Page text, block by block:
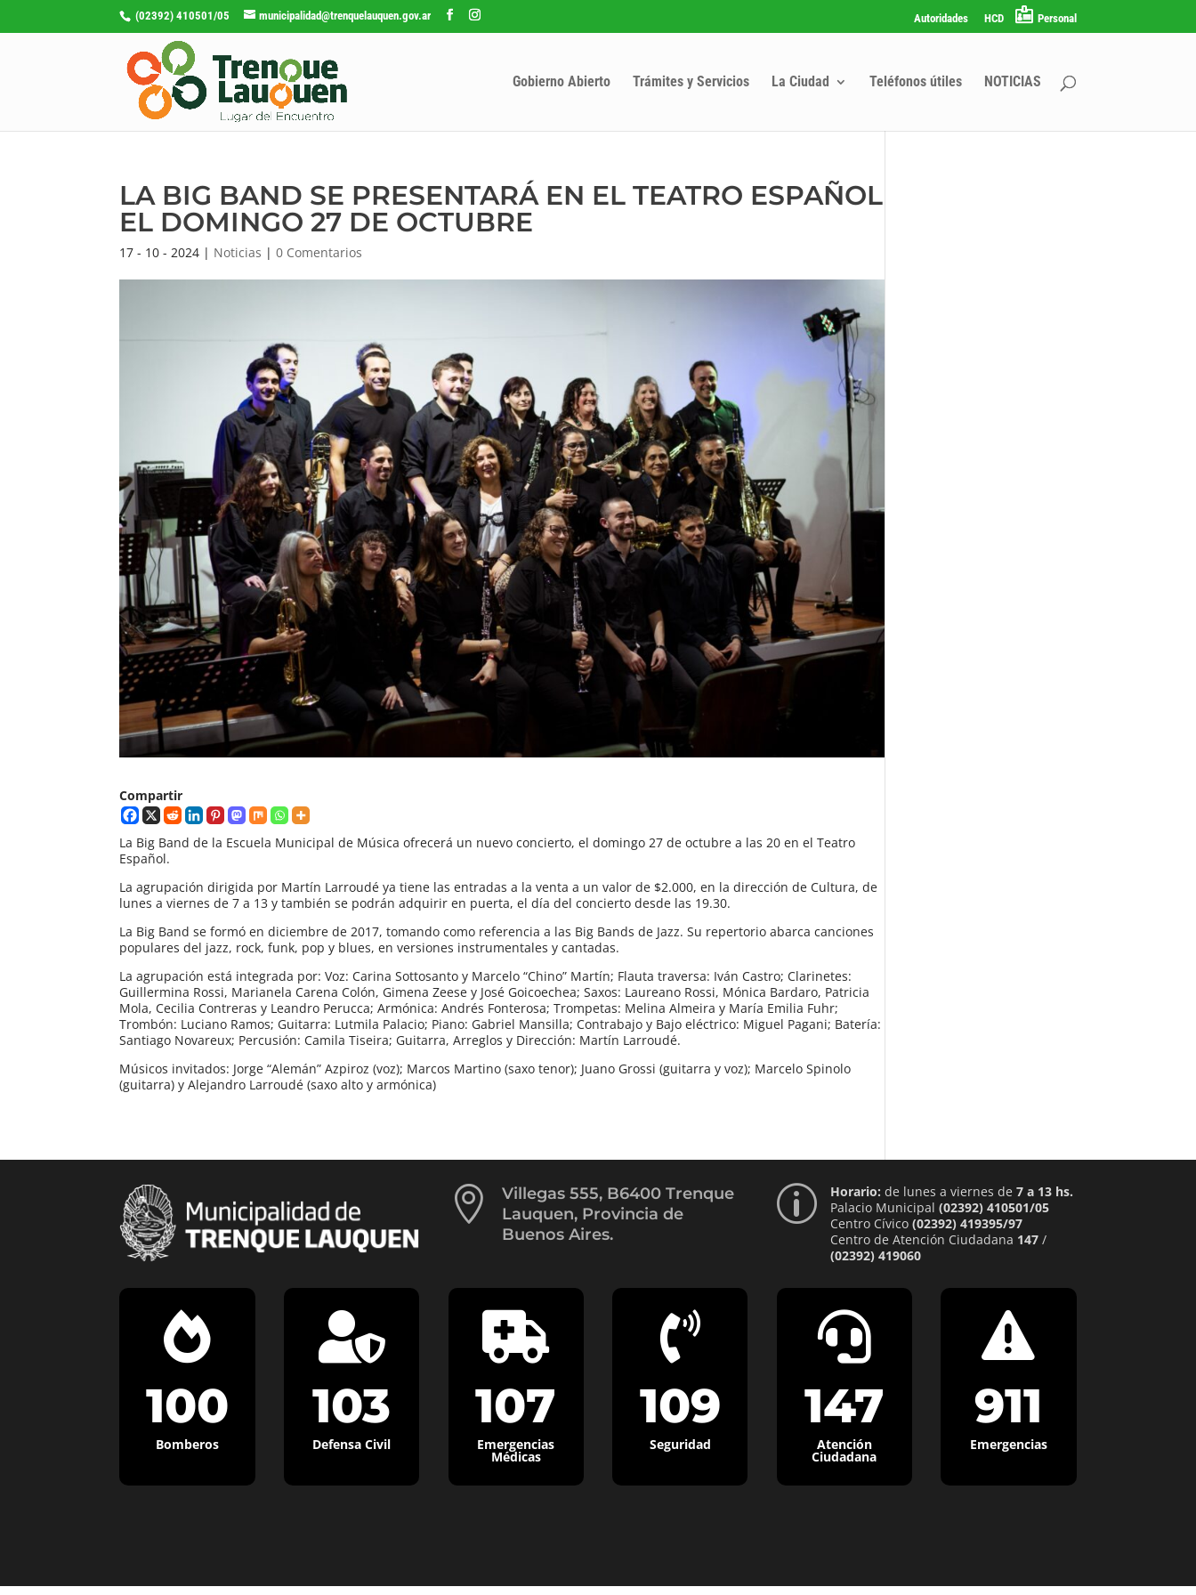
(02392) 410501/05 municipalidad@trenquelauquen.gov.ar Autoridades HCD Personal
Gobierno Abierto Trámites y Servicios La Ciudad Teléfonos útiles NOTICIAS
LA BIG BAND SE PRESENTARÁ EN EL TEATRO ESPAÑOL
EL DOMINGO 27 DE OCTUBRE
17 - 10 - 2024 | Noticias |0 Comentarios
Compartir
La Big Band de la Escuela Municipal de Música ofrecerá un nuevo concierto, el domingo 27 de octubre a las 20 en el Teatro
Español.
La agrupación dirigida por Martín Larroudé ya tiene las entradas a la venta a un valor de $2.000, en la dirección de Cultura, de
lunes a viernes de 7 a 13 y también se podrán adquirir en puerta, el día del concierto desde las 19.30.
La Big Band se formó en diciembre de 2017, tomando como referencia a las Big Bands de Jazz. Su repertorio abarca canciones
populares del jazz, rock, funk, pop y blues, en versiones instrumentales y cantadas.
La agrupación está integrada por: Voz: Carina Sottosanto y Marcelo “Chino” Martín; Flauta traversa: Iván Castro; Clarinetes:
Guillermina Rossi, Marianela Carena Colón, Gimena Zeese y José Goicoechea; Saxos: Laureano Rossi, Mónica Bardaro, Patricia
Mola, Cecilia Contreras y Leandro Perucca; Armónica: Andrés Fonterosa; Trompetas: Melina Almeira y María Emilia Fuhr;
Trombón: Luciano Ramos; Guitarra: Lutmila Palacio; Piano: Gabriel Mansilla; Contrabajo y Bajo eléctrico: Miguel Pagani; Batería:
Santiago Novareux; Percusión: Camila Tiseira; Guitarra, Arreglos y Dirección: Martín Larroudé.
Músicos invitados: Jorge “Alemán” Azpiroz (voz); Marcos Martino (saxo tenor); Juano Grossi (guitarra y voz); Marcelo Spinolo
(guitarra) y Alejandro Larroudé (saxo alto y armónica)

Villegas 555, B6400 Trenque
Lauquen, Provincia de
Buenos Aires.
p Horario: de lunes a viernes de 7 a 13 hs.
Palacio Municipal (02392) 410501/05
Centro Cívico (02392) 419395/97
Centro de Atención Ciudadana 147/
(02392) 419060

100
Bomberos

103
Defensa Civil

107
Emergencias
Médicas

109
Seguridad

147
Atención
Ciudadana

911
Emergencias